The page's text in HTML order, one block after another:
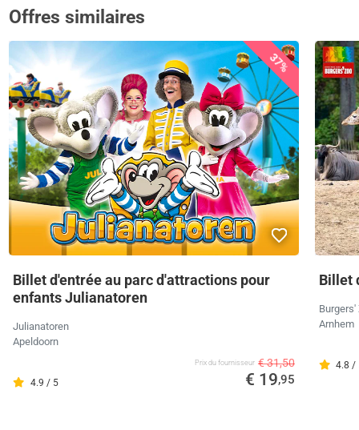
Offres similaires
37%
Billet d'entrée au parc d'attractions pour
enfants Julianatoren
Julianatoren
Apeldoorn
4.9 / 5
Prix ​​du fournisseur € 31,50
€ 19,95
Billet
Burgers'
Arnhem
4.8 /